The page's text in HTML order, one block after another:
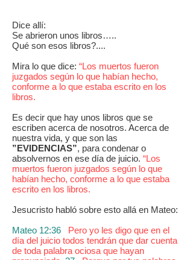
Dice allí:
Se abrieron unos libros…..
Qué son esos libros?....
Mira lo que dice: “Los muertos fueron
juzgados según lo que habían hecho,
conforme a lo que estaba escrito en los
libros.
Es decir que hay unos libros que se
escriben acerca de nosotros. Acerca de
nuestra vida, y que son las
”EVIDENCIAS”, para condenar o
absolvernos en ese día de juicio. “Los
muertos fueron juzgados según lo que
habían hecho, conforme a lo que estaba
escrito en los libros.
Jesucristo habló sobre esto allá en Mateo:
Mateo 12:36
Pero yo les digo que en el
día del juicio todos tendrán que dar cuenta
de toda palabra ociosa que hayan